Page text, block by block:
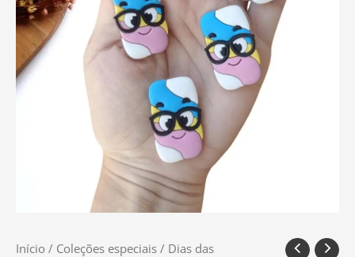
Início / Coleções especiais / Dias das